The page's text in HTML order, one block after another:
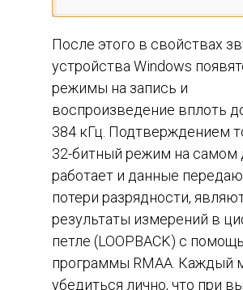
После этого в свойствах
устройства Windows
режимы на запись и
воспроизведение вплоть
384 кГц. Подтверждением
32-битный режим на самом
работает и данные
потери разрядности,
результаты измерений в
петле (LOOPBACK) с
программы RMAA. Каждый
убедиться лично, что при